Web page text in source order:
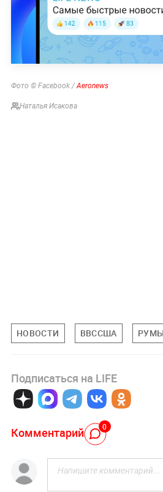
Фото © Facebook /Aeronews
Наталья Исакова
НОВОСТИ ВВССША
Подписаться на LIFE
Комментарий 0